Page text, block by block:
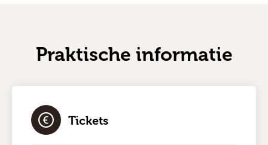
Praktische informatie
Tickets